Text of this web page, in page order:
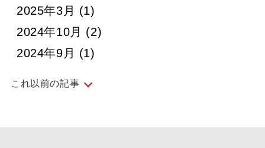
2025年3月 (1)
2024年10月 (2)
2024年9月 (1)
これ以前の記事